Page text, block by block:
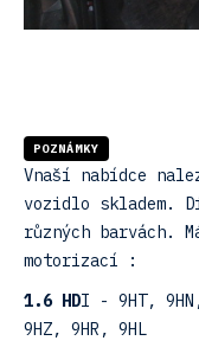
POZNÁMKY
Vnaší nabídce
vozidlo skladem.
různých barvách.
motorizací :
1.6 HDI - 9HT,
9HZ, 9HR, 9HL